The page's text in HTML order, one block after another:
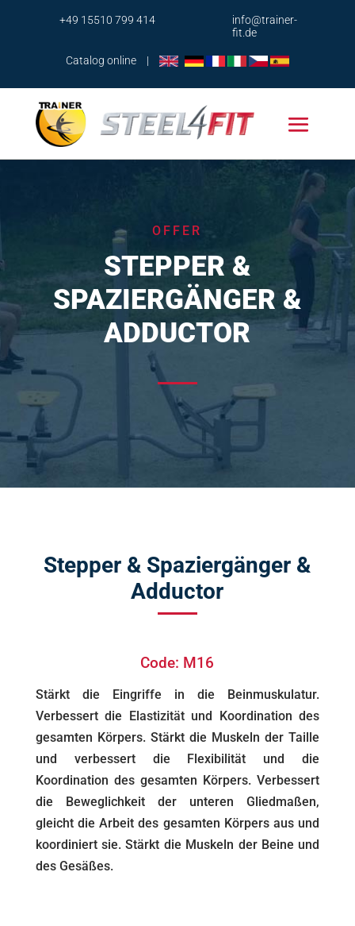
+49 15510 799 414
info@trainer-
fit.de
Catalog online |
OFFER
STEPPER &
SPAZIERGÄNGER &
ADDUCTOR
Stepper & Spaziergänger &
Adductor
Code: M16
Stärkt die Eingriffe in die Beinmuskulatur.
Verbessert die Elastizität und Koordination des
gesamten Körpers. Stärkt die Muskeln der Taille
und verbessert die Flexibilität und die
Koordination des gesamten Körpers. Verbessert
die Beweglichkeit der unteren Gliedmaßen,
gleicht die Arbeit des gesamten Körpers aus und
koordiniert sie. Stärkt die Muskeln der Beine und
des Gesäßes.